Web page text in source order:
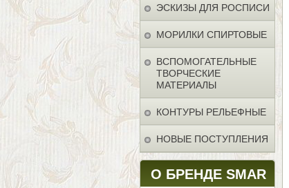
ЭСКИЗЫ ДЛЯ РОСПИСИ
МОРИЛКИ СПИРТОВЫЕ
ВСПОМОГАТЕЛЬНЫЕ
ТВОРЧЕСКИЕ
МАТЕРИАЛЫ
КОНТУРЫ РЕЛЬЕФНЫЕ
НОВЫЕ ПОСТУПЛЕНИЯ
О БРЕНДЕ SMAR